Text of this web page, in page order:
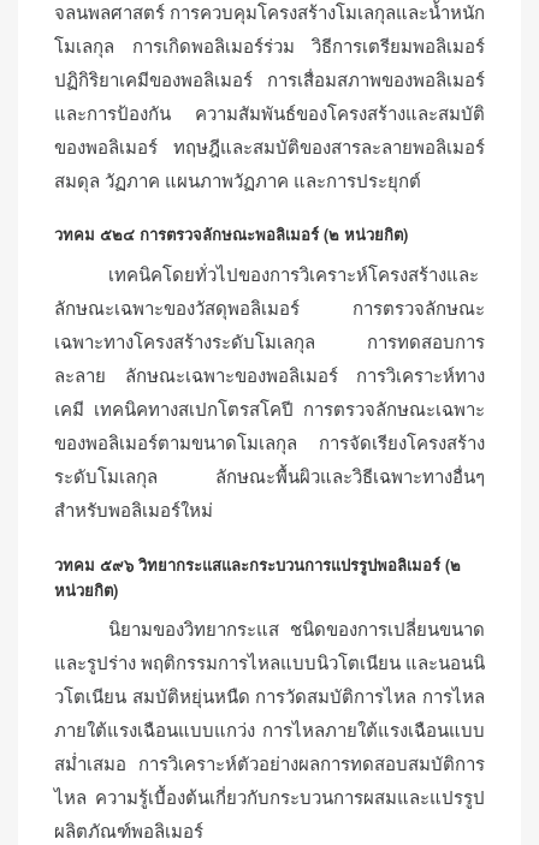
จลนพลศาสตร์ การควบคุมโครงสร้างโมเลกุลและน้ำหนัก
โมเลกุล การเกิดพอลิเมอร์ร่วม วิธีการเตรียมพอลิเมอร์
ปฏิกิริยาเคมีของพอลิเมอร์ การเสื่อมสภาพของพอลิเมอร์
และการป้องกัน ความสัมพันธ์ของโครงสร้างและสมบัติ
ของพอลิเมอร์ ทฤษฎีและสมบัติของสารละลายพอลิเมอร์
สมดุล วัฏภาค แผนภาพวัฏภาค และการประยุกต์
วทคม ๕๒๔ การตรวจลักษณะพอลิเมอร์ (๒ หน่วยกิต)
เทคนิคโดยทั่วไปของการวิเคราะห์โครงสร้างและ
ลักษณะเฉพาะของวัสดุพอลิเมอร์ การตรวจลักษณะ
เฉพาะทางโครงสร้างระดับโมเลกุล การทดสอบการ
ละลาย ลักษณะเฉพาะของพอลิเมอร์ การวิเคราะห์ทาง
เคมี เทคนิคทางสเปกโตรสโคปี การตรวจลักษณะเฉพาะ
ของพอลิเมอร์ตามขนาดโมเลกุล การจัดเรียงโครงสร้าง
ระดับโมเลกุล ลักษณะพื้นผิวและวิธีเฉพาะทางอื่นๆ
สำหรับพอลิเมอร์ใหม่
วทคม ๕๙๖ วิทยากระแสและกระบวนการแปรรูปพอลิเมอร์ (๒
หน่วยกิต)
นิยามของวิทยากระแส ชนิดของการเปลี่ยนขนาด
และรูปร่าง พฤติกรรมการไหลแบบนิวโตเนียน และนอนนิ
วโตเนียน สมบัติหยุ่นหนืด การวัดสมบัติการไหล การไหล
ภายใต้แรงเฉือนแบบแกว่ง การไหลภายใต้แรงเฉือนแบบ
สม่ำเสมอ การวิเคราะห์ตัวอย่างผลการทดสอบสมบัติการ
ไหล ความรู้เบื้องต้นเกี่ยวกับกระบวนการผสมและแปรรูป
ผลิตภัณฑ์พอลิเมอร์